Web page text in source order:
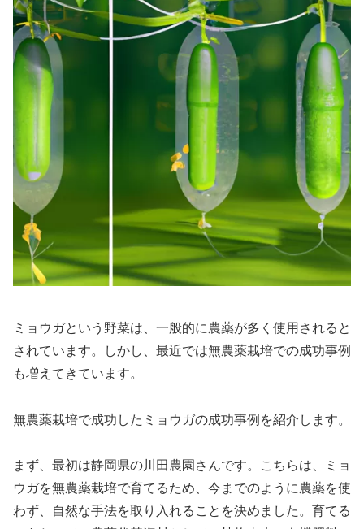
ミョウガという野菜は、一般的に農薬が多く使用されると
されています。しかし、最近では無農薬栽培での成功事例
も増えてきています。
無農薬栽培で成功したミョウガの成功事例を紹介します。
まず、最初は静岡県の川田農園さんです。こちらは、ミョ
ウガを無農薬栽培で育てるため、今までのように農薬を使
わず、自然な手法を取り入れることを決めました。育てる